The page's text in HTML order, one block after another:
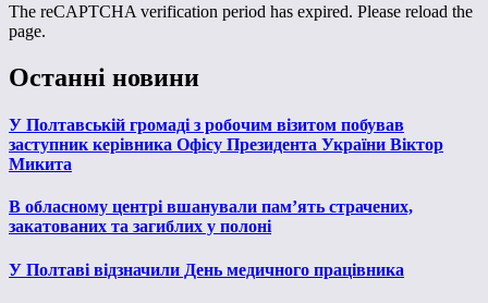
The reCAPTCHA verification period has expired. Please reload the
page.
Останні новини
У Полтавській громаді з робочим візитом побував
заступник керівника Офісу Президента України Віктор
Микита
В обласному центрі вшанували пам’ять страчених,
закатованих та загиблих у полоні
У Полтаві відзначили День медичного працівника